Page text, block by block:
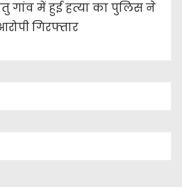
गांव में हुई हत्या का पुलिस ने
गिरफ्तार